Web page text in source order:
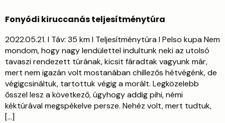
Fonyódi kiruccanás teljesítménytúra
2022.05.21. I Táv: 35 km I Teljesítménytúra I Pelso kupa Nem
mondom, hogy nagy lendülettel indultunk neki az utolsó
tavaszi rendezett túrának, kicsit fáradtak vagyunk már,
mert nem igazán volt mostanában chillezős hétvégénk, de
végigcsináltuk, tartottuk végig a morált. Legközelebb
ősszel lesz a következő, úgyhogy addig pihi, némi
kéktúrával megspékelve persze. Nehéz volt, mert tudtuk,
[…]